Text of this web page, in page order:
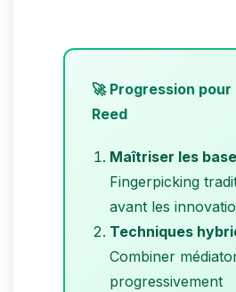
🚀 Progression
Reed
Maîtriser les
Fingerpicking
avant les
Techniques
Combiner
progressivement